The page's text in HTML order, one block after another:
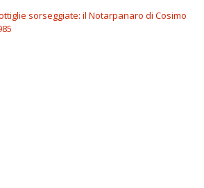
sorseggiate: il Notarpanaro di Cosimo